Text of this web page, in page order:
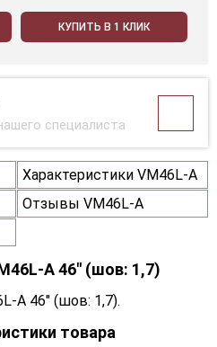
КУПИТЬ В 1 КЛИК
специалиста
Характеристики VM46L-A
Отзывы VM46L-A
A 46" (шов: 1,7)
A 46" (шов: 1,7).
товара